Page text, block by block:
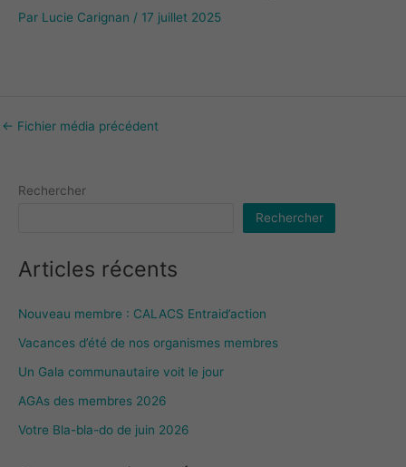
Par Lucie Carignan / 17 juillet 2025
← Fichier média précédent
Rechercher
Rechercher
Articles récents
Nouveau membre : CALACS Entraid’action
Vacances d’été de nos organismes membres
Un Gala communautaire voit le jour
AGAs des membres 2026
Votre Bla-bla-do de juin 2026